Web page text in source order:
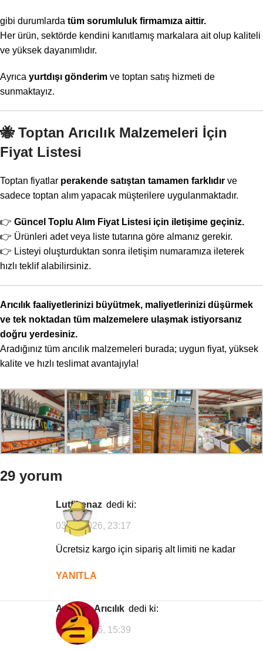
gibi durumlarda tüm sorumluluk firmamıza aittir.
Her ürün, sektörde kendini kanıtlamış markalara ait olup kaliteli
ve yüksek dayanımlıdır.
Ayrıca yurtdışı gönderim ve toptan satış hizmeti de
sunmaktayız.
🐝 Toptan Arıcılık Malzemeleri İçin
Fiyat Listesi
Toptan fiyatlar perakende satıştan tamamen farklıdır ve
sadece toptan alım yapacak müşterilere uygulanmaktadır.
👉 Güncel Toplu Alım Fiyat Listesi için iletişime geçiniz.
👉 Ürünleri adet veya liste tutarına göre almanız gerekir.
👉 Listeyi oluşturduktan sonra iletişim numaramıza ileterek
hızlı teklif alabilirsiniz.
Arıcılık faaliyetlerinizi büyütmek, maliyetlerinizi düşürmek
ve tek noktadan tüm malzemelere ulaşmak istiyorsanız
doğru yerdesiniz.
Aradığınız tüm arıcılık malzemeleri burada; uygun fiyat, yüksek
kalite ve hızlı teslimat avantajıyla!
29 yorum
lutfikenaz dedi ki:
03/02/2026, 23:17
Ücretsiz kargo için sipariş alt limiti ne kadar
YANITLA
Avrasya Arıcılık dedi ki:
04/02/2026, 15:39